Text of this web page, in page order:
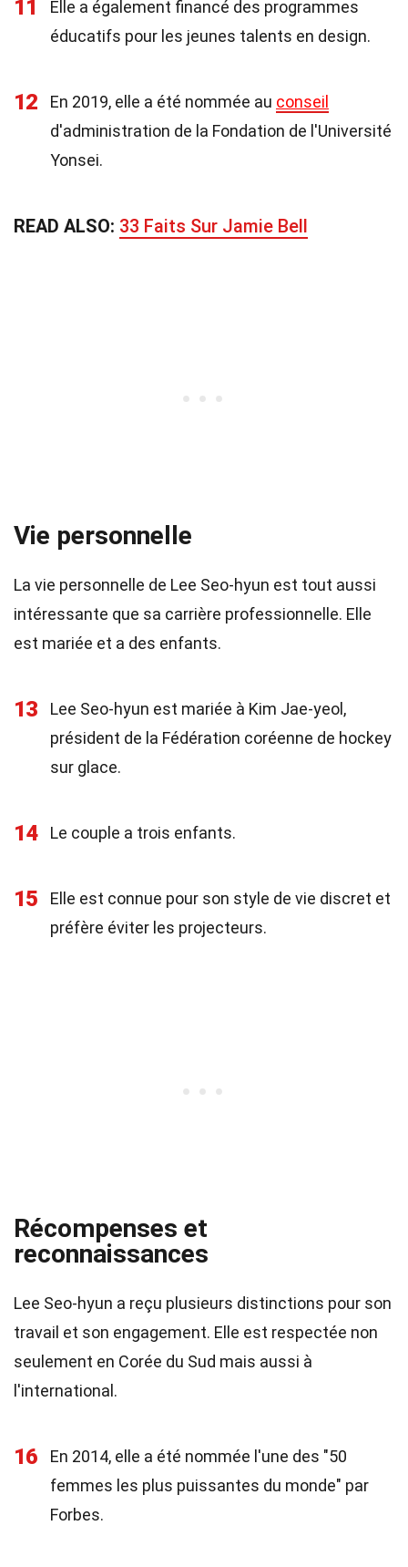
11
Elle a également financé des programmes
éducatifs pour les jeunes talents en design.
12 En 2019, elle a été nommée au conseil
d'administration de la Fondation de l'Université
Yonsei.
READ ALSO: 33 Faits Sur Jamie Bell
Vie personnelle
La vie personnelle de Lee Seo-hyun est tout aussi
intéressante que sa carrière professionnelle. Elle
est mariée et a des enfants.
13
Lee Seo-hyun est mariée à Kim Jae-yeol,
président de la Fédération coréenne de hockey
sur glace.
14 Le couple a trois enfants.
15
Elle est connue pour son style de vie discret et
préfère éviter les projecteurs.
Récompenses et
reconnaissances
Lee Seo-hyun a reçu plusieurs distinctions pour son
travail et son engagement. Elle est respectée non
seulement en Corée du Sud mais aussi à
l'international.
16
En 2014, elle a été nommée l'une des "50
femmes les plus puissantes du monde" par
Forbes.